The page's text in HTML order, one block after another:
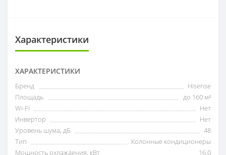
Характеристики
ХАРАКТЕРИСТИКИ
Бренд
Hisense
Площадь
до 160 м²
Wi-Fi
Нет
Инвертор
Нет
Уровень шума, дБ
48
Тип
Колонные кондиционеры
Мощность охлаждения, кВт
16,0